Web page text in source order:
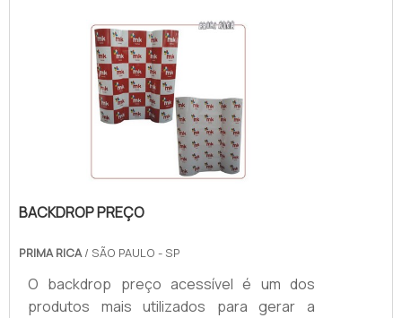
Produto ideal para ambientes fechados
Empresas; Espaços comerciais;
Escritórios; Entre outros.As placas podem
ser fabricadas em vários materiais, como
vidro, aço escovado, acrílico, PS.
BACKDROP PREÇO
PRIMA RICA/ SÃO PAULO - SP
O backdrop preço acessível é um dos
produtos mais utilizados para gerar a